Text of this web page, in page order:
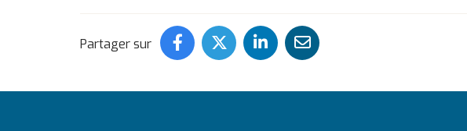
Partager sur Partager ce contenu sur Facebook
Partager ce contenu sur X
Partager ce contenu sur
Partager ce